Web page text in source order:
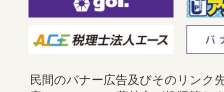
民間のバナー広告及びそのリンク